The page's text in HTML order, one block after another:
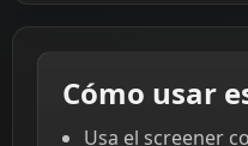
Cómo usar
Usa el screener